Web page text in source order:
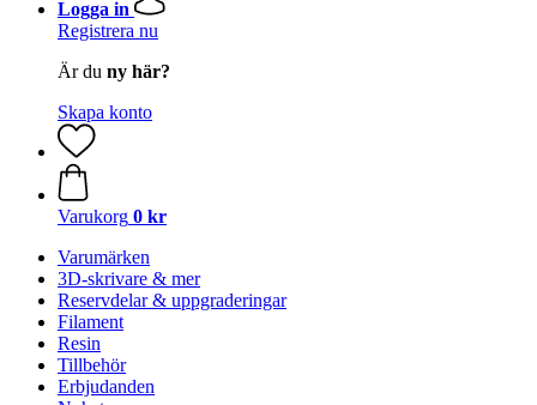
Logga in
Registrera nu
Är du ny här?
Skapa konto
Varukorg 0 kr
Varumärken
3D-skrivare & mer
Reservdelar & uppgraderingar
Filament
Resin
Tillbehör
Erbjudanden